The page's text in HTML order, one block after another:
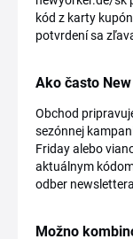
kód z karty
potvrdení sa
Ako často
Obchod
sezónnej
Friday alebo
aktuálnym
odber
Možno